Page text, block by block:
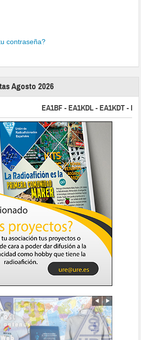
contraseña?
Agosto 2026
EA1BF - EA1KDL - EA1KDT -